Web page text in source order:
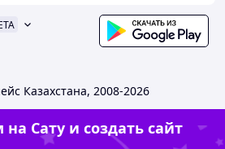
Казахстана, 2008-2026
Сату и создать сайт